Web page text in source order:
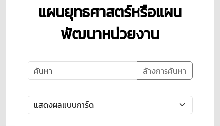
แผนยุทธศาสตร์หรือแผน
พัฒนาหน่วยงาน
ล้างการค้นหา